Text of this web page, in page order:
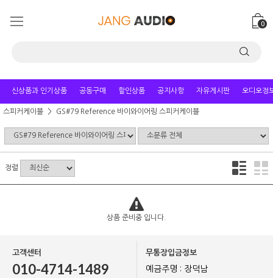
0
신상품과 인기상품 공동구매 할인상품 공지사항 자유게시판 오디오정
스피커케이블 GS#79 Reference 바이와이어링 스피커케이블
정렬
상품 준비중 입니다.
고객센터
010-4714-1489
무통장입금정보
예금주명 : 장덕남